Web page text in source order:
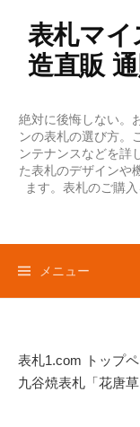
表札マイ
造直販
絶対に後悔しない。
ンの表札の選び方。
ンテナンスなどを詳
た表札のデザインや
ます。表札のご購
メニュー
表札1.com トップ
九谷焼表札「花唐草